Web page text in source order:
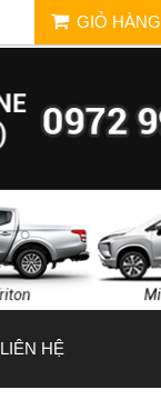
GIỎ HÀNG
LIÊN HỆ